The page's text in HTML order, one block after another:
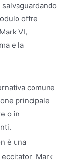
offre
VI,
e la
comune
principale
o in
è una
Mark